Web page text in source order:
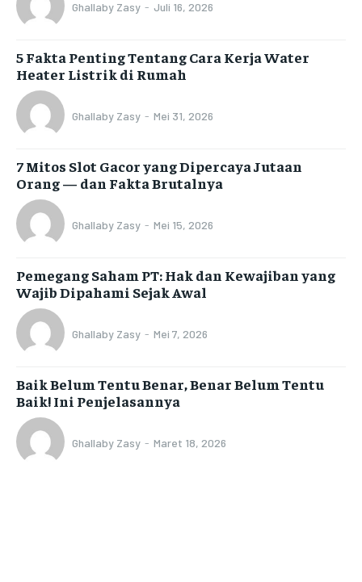
Ghallaby Zasy - Juli 16, 2026
5 Fakta Penting Tentang Cara Kerja Water
Heater Listrik di Rumah
Ghallaby Zasy - Mei 31, 2026
7 Mitos Slot Gacor yang Dipercaya Jutaan
Orang — dan Fakta Brutalnya
Ghallaby Zasy - Mei 15, 2026
Pemegang Saham PT: Hak dan Kewajiban yang
Wajib Dipahami Sejak Awal
Ghallaby Zasy - Mei 7, 2026
Baik Belum Tentu Benar, Benar Belum Tentu
Baik! Ini Penjelasannya
Ghallaby Zasy - Maret 18, 2026